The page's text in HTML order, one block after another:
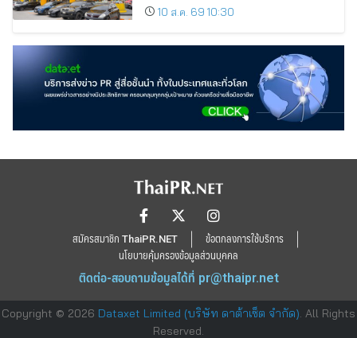
10 ส.ค. 69 10:30
สมัครสมาชิก ThaiPR.NET
ข้อตกลงการใช้บริการ
นโยบายคุ้มครองข้อมูลส่วนบุคคล
ติดต่อ-สอบถามข้อมูลได้ที่ pr@thaipr.net
Copyright © 2026 Dataxet Limited (บริษัท ดาต้าเซ็ต จำกัด). All Rights
Reserved.